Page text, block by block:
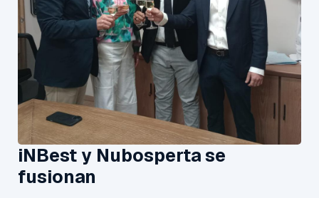
iNBest y Nubosperta se
fusionan